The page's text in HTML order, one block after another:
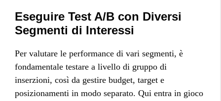
Eseguire Test A/B con Diversi
Segmenti di Interessi
Per valutare le performance di vari segmenti, è
fondamentale testare a livello di gruppo di
inserzioni, così da gestire budget, target e
posizionamenti in modo separato. Qui entra in gioco